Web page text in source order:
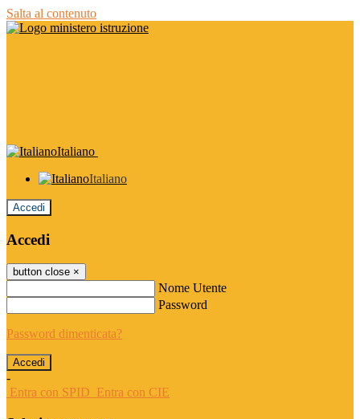
Salta al contenuto
Italiano
Italiano
Accedi
Accedi
button close ×
Nome Utente
Password
Password dimenticata?
-
Entra con SPID Entra con CIE